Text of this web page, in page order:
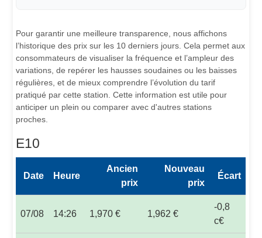
Pour garantir une meilleure transparence, nous affichons
l’historique des prix sur les 10 derniers jours. Cela permet aux
consommateurs de visualiser la fréquence et l’ampleur des
variations, de repérer les hausses soudaines ou les baisses
régulières, et de mieux comprendre l’évolution du tarif
pratiqué par cette station. Cette information est utile pour
anticiper un plein ou comparer avec d'autres stations
proches.
E10
Date Heure
Ancien
prix
Nouveau
prix
Écart
07/08 14:26 1,970 € 1,962 €
-0,8
c€